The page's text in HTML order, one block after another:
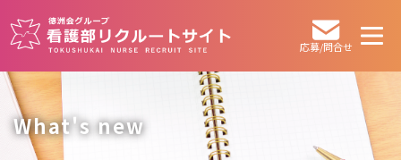
応募/問合せ
What's new